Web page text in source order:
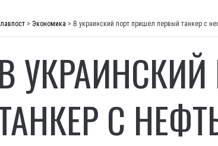
> Экономика > В украинский порт пришел первый танкер с
В
С